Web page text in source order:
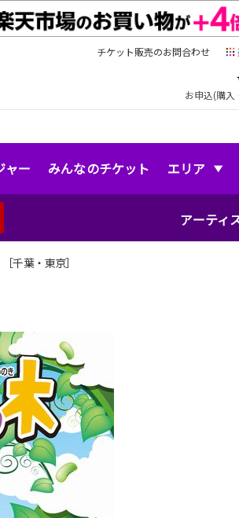
チケット販売のお問合わせ
お申込(購入
ャー みんなのチケット エリア
アーティ
千葉・東京］